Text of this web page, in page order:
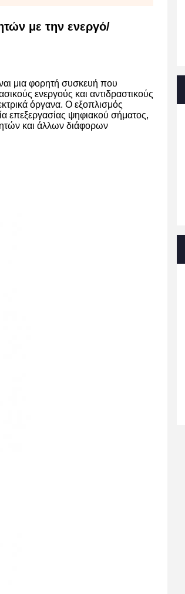
με την ενεργό/
μια φορητή συσκευή που
ενεργούς και αντιδραστικούς
όργανα. Ο εξοπλισμός
επεξεργασίας ψηφιακού σήματος,
και άλλων διάφορων